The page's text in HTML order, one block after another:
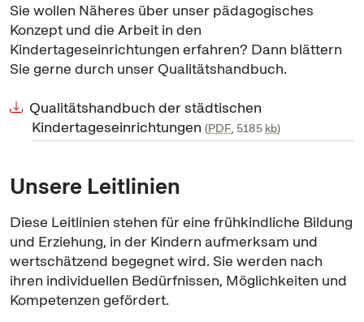
Sie wollen Näheres über unser pädagogisches
Konzept und die Arbeit in den
Kindertageseinrichtungen erfahren? Dann blättern
Sie gerne durch unser Qualitätshandbuch.
Qualitätshandbuch der städtischen
Kindertageseinrichtungen PDF, 5185 kb
Unsere Leitlinien
Diese Leitlinien stehen für eine frühkindliche Bildung
und Erziehung, in der Kindern aufmerksam und
wertschätzend begegnet wird. Sie werden nach
ihren individuellen Bedürfnissen, Möglichkeiten und
Kompetenzen gefördert.